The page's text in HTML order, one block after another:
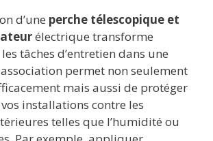
d’une perche télescopique et
électrique transforme
tâches d’entretien dans une
permet non seulement
mais aussi de protéger
installations contre les
telles que l’humidité ou